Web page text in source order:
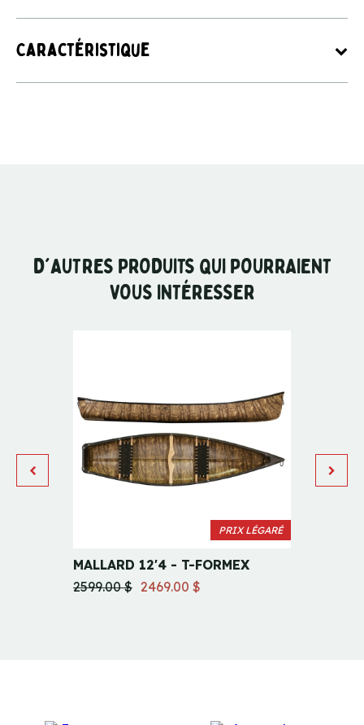
Caractéristique
D'AUTRES PRODUITS QUI POURRAIENT
VOUS INTÉRESSER
PRIX LÉGARÉ
MALLARD 12'4 - T-FORMEX
2599.00 $ 2469.00 $